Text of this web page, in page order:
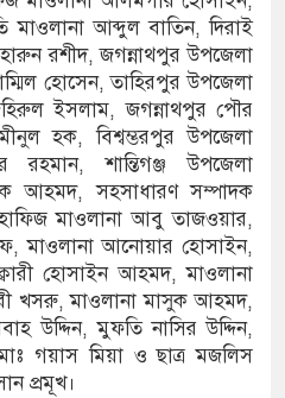
মাওলানা আব্দুল বাতিন, দিরাই
রশীদ, জগন্নাথপুর উপজেলা
হোসেন, তাহিরপুর উপজেলা
ইসলাম, জগন্নাথপুর পৌর
হক, বিশ্বম্ভরপুর উপজেলা
রহমান, শান্তিগঞ্জ উপজেলা
আহমদ, সহসাধারণ সম্পাদক
মাওলানা আবু তাজওয়ার,
মাওলানা আনোয়ার হোসাইন,
হোসাইন আহমদ, মাওলানা
খসরু, মাওলানা মাসুক আহমদ,
উদ্দিন, মুফতি নাসির উদ্দিন,
গয়াস মিয়া ও ছাত্র মজলিস
প্রমূখ।